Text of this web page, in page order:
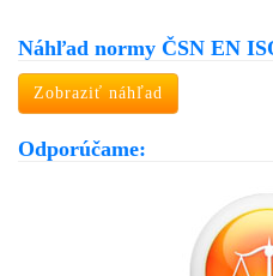
Náhľad normy ČSN EN
Zobraziť náhľad
Odporúčame: